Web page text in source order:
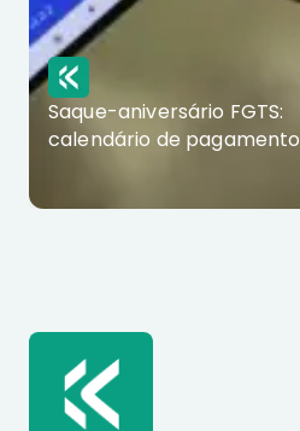
Saque-aniversário FGTS:
calendário de pagamento